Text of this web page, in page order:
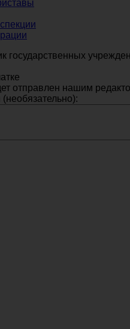
государственных
отправлен нашим